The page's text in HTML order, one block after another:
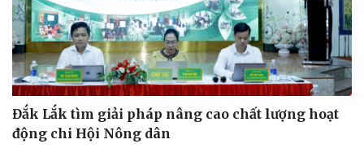
Đắk Lắk tìm giải pháp nâng cao chất lượng hoạt
động chi Hội Nông dân